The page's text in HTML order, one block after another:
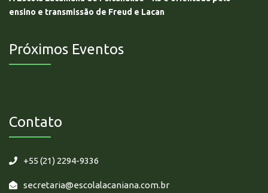
ensino e transmissão de Freud e Lacan
Próximos Eventos
Contato
+55 (21) 2294-9336
secretaria@escolalacaniana.com.br